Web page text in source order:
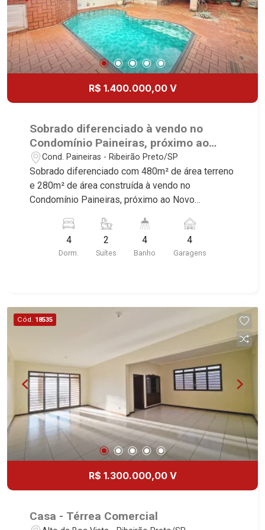
Country Village, San Remo, Residencial Jardim
Canadá, Torino, Città di Positano, San Diego,
Quinta da Alvorada, Monte Rey, Garden Villa e
Quinta do Golfe. Avenida João Fiúsa, 1051 - Alto
da Boa Vista | Ribeirão Preto.
R$ 1.400.000,00 V
Sobrado diferenciado à vendo no
Condomínio Paineiras, próximo ao
Novo Shopping - Ribeirão Preto/SP.
Cond. Paineiras - Ribeirão Preto/SP
Sobrado diferenciado com 480m² de área terreno
e 280m² de área construída à vendo no
Condomínio Paineiras, próximo ao Novo
Preto/SP. Conheça as características deste
imóvel que a Martinelli Imobiliária selecionou
para você: - 480m² de área terreno e 280m² de
planejadas - Despensa - Varanda gourmet com
churrasqueira - Forno de pizza - Piscina -
Vestiário - Quintal - Corredor lateral - 4 vagas
Martinelli Imobiliária - excelência absoluta no
mercado imobiliário de Ribeirão Preto.
Referência em imóveis de alto padrão, somos
especialistas na venda e locação de casas
térreas, sobrados e terrenos nos mais desejados
condomínios da Zona Sul, conhecidos por sua
segurança, infraestrutura completa e qualidade
de vida incomparável. Atuamos nos
empreendimentos de maior prestígio da região,
Bela Vista, Terras Alpha, Alphaville I, II e III,
Jardim Nova Aliança Sul, Alto do Vale, Colina do
4
Dorm.
2
Suítes
4
Banho
4
Garagens
Cód. 18535
R$ 1.300.000,00 V
Casa - Térrea Comercial